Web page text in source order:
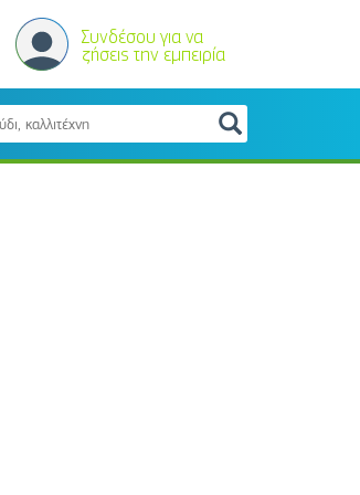
Συνδέσου για να
ζήσεις την εμπειρία